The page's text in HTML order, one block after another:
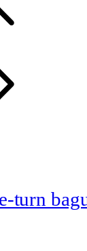
turn